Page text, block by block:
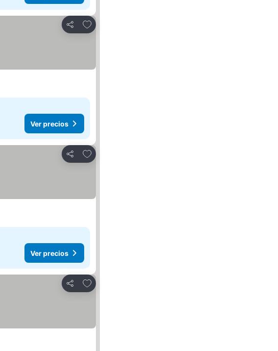
Compartir
Agregar a favoritos
Ver precios
Compartir
Agregar a favoritos
Ver precios
Compartir
Agregar a favoritos